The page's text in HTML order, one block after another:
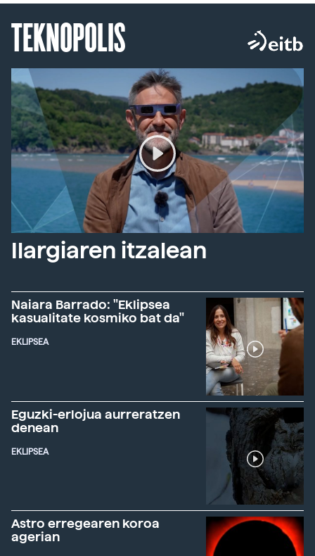
TEKNOPOLIS
Ilargiaren itzalean
Naiara Barrado: "Eklipsea
kasualitate kosmiko bat da"
EKLIPSEA
Eguzki-erlojua aurreratzen
denean
EKLIPSEA
Astro erregearen koroa
agerian